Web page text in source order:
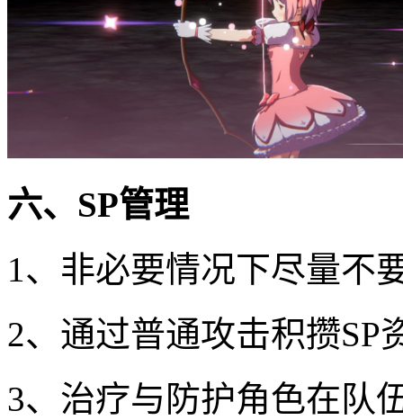
六、SP管理
1、非必要情况下尽量不
2、通过普通攻击积攒SP
3、治疗与防护角色在队